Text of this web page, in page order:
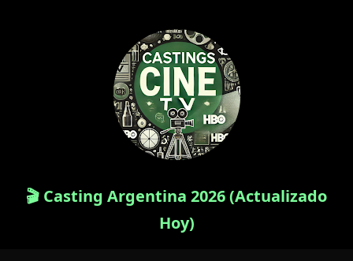
🎬 Casting Argentina 2026 (Actualizado
Hoy)